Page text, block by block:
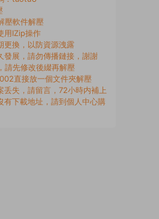
壓軟件解壓
用IZip操作
更換，以防資源洩露
發展，請勿傳播鏈接，謝謝
請先修改後綴再解壓
直接放一個文件夾解壓
丢失，請留言，72小時内補上
有下載地址，請到個人中心購